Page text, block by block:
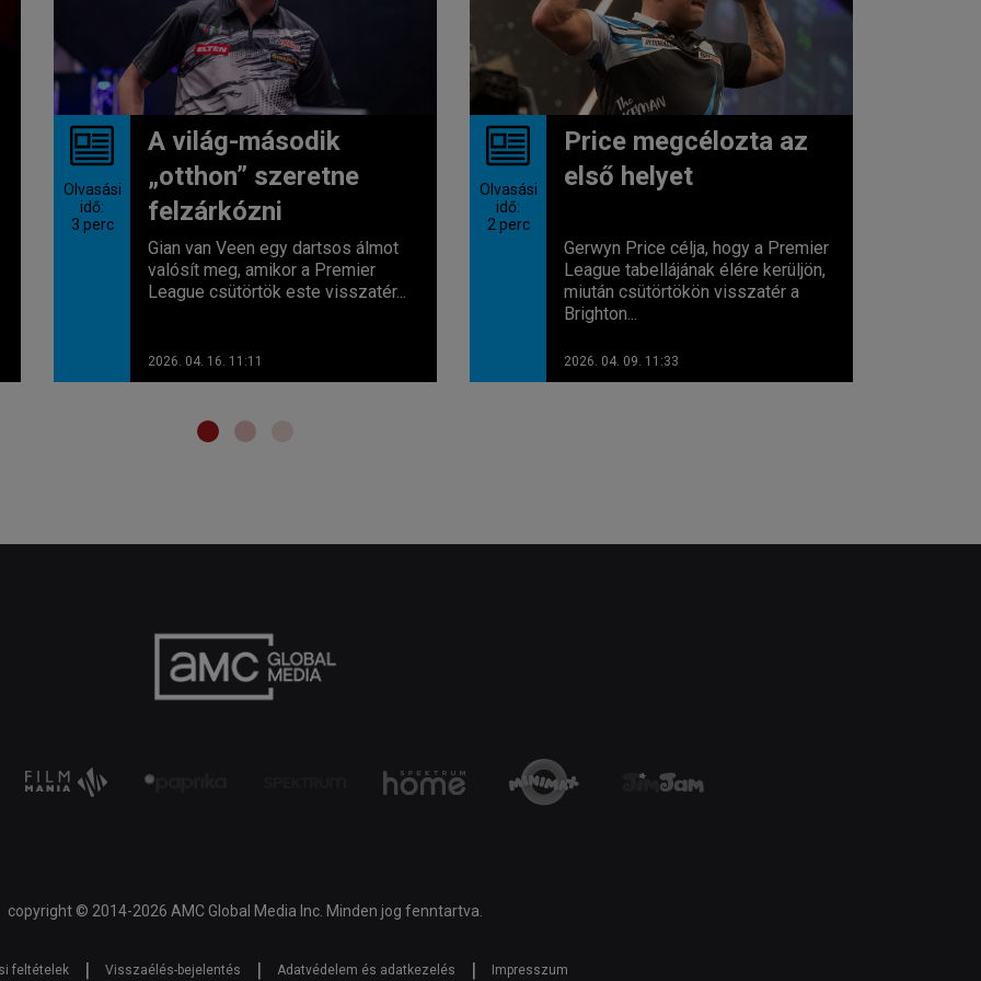
Olvasási
idő:
3 perc
A világ-második
„otthon” szeretne
felzárkózni
Gian van Veen egy dartsos álmot
valósít meg, amikor a Premier
League csütörtök este visszatér...
2026. 04. 16. 11:11
Olvasási
idő:
2 perc
Price megcélozta az
első helyet
Gerwyn Price célja, hogy a Premier
League tabellájának élére kerüljön,
miután csütörtökön visszatér a
Brighton...
2026. 04. 09. 11:33
copyright © 2014-2026 AMC Global Media Inc. Minden jog fenntartva.
feltételek | Visszaélés-bejelentés | Adatvédelem és adatkezelés | Impresszum